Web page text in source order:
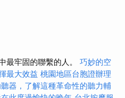
最牢固的聯繫的人。 巧妙的空
最大效益 桃園地區台胞證辦理
器，了解這種革命性的聽力輔